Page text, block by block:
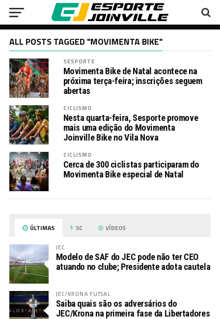
ALL POSTS TAGGED "MOVIMENTA BIKE"
SESPORTE
Movimenta Bike de Natal acontece na
próxima terça-feira; inscrições seguem
abertas
CICLISMO
Nesta quarta-feira, Sesporte promove
mais uma edição do Movimenta
Joinville Bike no Vila Nova
CICLISMO
Cerca de 300 ciclistas participaram do
Movimenta Bike especial de Natal
ÚLTIMAS SC VÍDEOS
JEC
Modelo de SAF do JEC pode não ter CEO
atuando no clube; Presidente adota cautela
JEC/KRONA FUTSAL
Saiba quais são os adversários do
JEC/Krona na primeira fase da Libertadores